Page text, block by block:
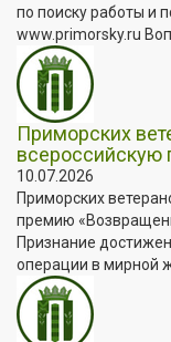
по поиску работы и
www.primorsky.ru
Приморских
всероссийскую
10.07.2026
Приморских
премию
Признание
операции в мирной